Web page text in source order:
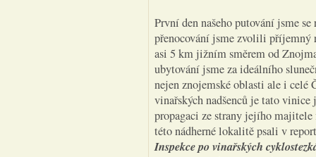
První den našeho putování jsme
přenocování jsme zvolili příjemný
asi 5 km jižním směrem od
ubytování jsme za ideálního
nejen znojemské oblasti ale i
vinařských nadšenců je tato
propagaci ze strany jejího
této nádherné lokalitě psali v
Inspekce po vinařských